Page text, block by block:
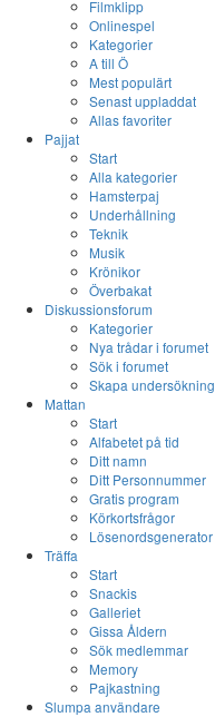
Filmklipp
Onlinespel
Kategorier
A till Ö
Mest populärt
Senast uppladdat
Allas favoriter
Pajjat
Start
Alla kategorier
Hamsterpaj
Underhållning
Teknik
Musik
Krönikor
Överbakat
Diskussionsforum
Kategorier
Nya trådar i forumet
Sök i forumet
Skapa undersökning
Mattan
Start
Alfabetet på tid
Ditt namn
Ditt Personnummer
Gratis program
Körkortsfrågor
Lösenordsgenerator
Träffa
Start
Snackis
Galleriet
Gissa Åldern
Sök medlemmar
Memory
Pajkastning
Slumpa användare